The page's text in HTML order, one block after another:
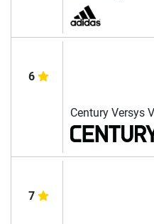
6
Century Versys
7